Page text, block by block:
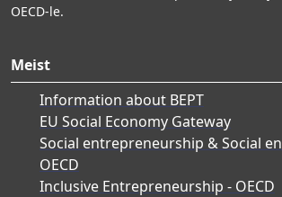
OECD-le.
Meist
Information about BEPT
EU Social Economy Gateway
Social entrepreneurship & Social
OECD
Inclusive Entrepreneurship - OECD